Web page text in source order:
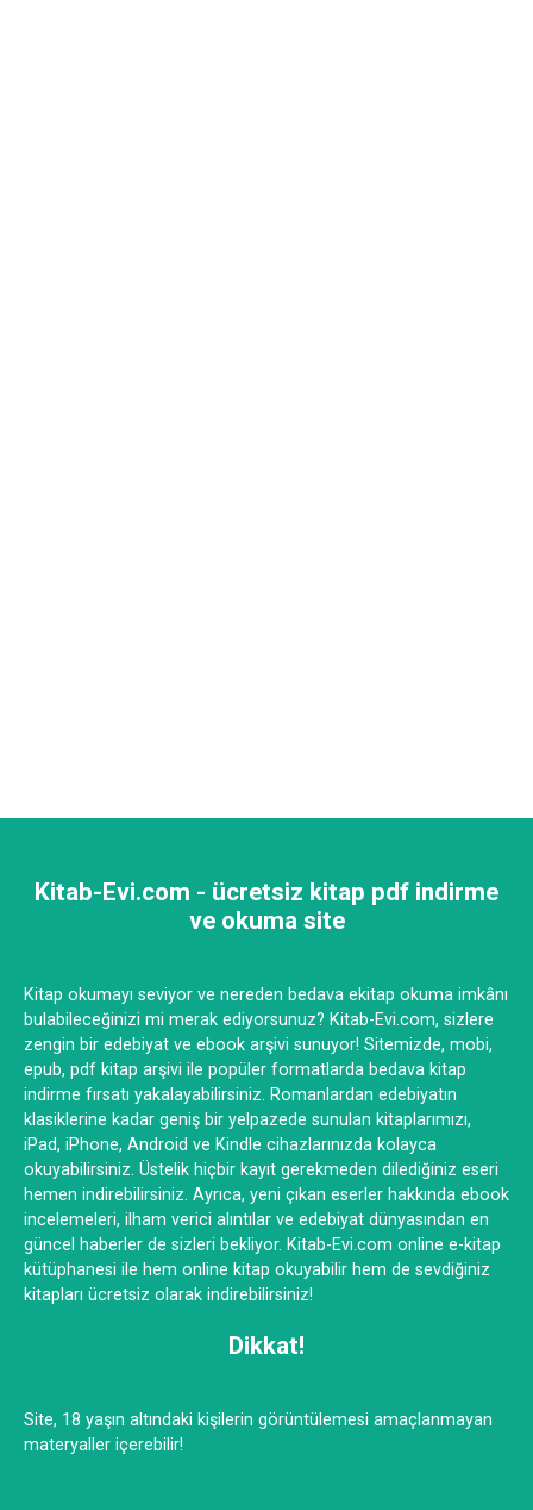
Kitab-Evi.com - ücretsiz kitap pdf indirme
ve okuma site
Kitap okumayı seviyor ve nereden bedava ekitap okuma imkânı
bulabileceğinizi mi merak ediyorsunuz? Kitab-Evi.com, sizlere
zengin bir edebiyat ve ebook arşivi sunuyor! Sitemizde, mobi,
epub, pdf kitap arşivi ile popüler formatlarda bedava kitap
indirme fırsatı yakalayabilirsiniz. Romanlardan edebiyatın
klasiklerine kadar geniş bir yelpazede sunulan kitaplarımızı,
iPad, iPhone, Android ve Kindle cihazlarınızda kolayca
okuyabilirsiniz. Üstelik hiçbir kayıt gerekmeden dilediğiniz eseri
hemen indirebilirsiniz. Ayrıca, yeni çıkan eserler hakkında ebook
incelemeleri, ilham verici alıntılar ve edebiyat dünyasından en
güncel haberler de sizleri bekliyor. Kitab-Evi.com online e-kitap
kütüphanesi ile hem online kitap okuyabilir hem de sevdiğiniz
kitapları ücretsiz olarak indirebilirsiniz!
Dikkat!
Site, 18 yaşın altındaki kişilerin görüntülemesi amaçlanmayan
materyaller içerebilir!